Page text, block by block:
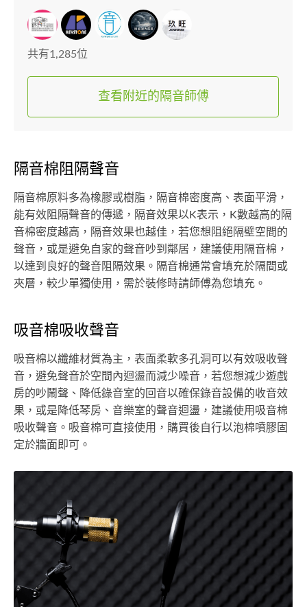
共有1,285位
查看附近的隔音師傅
隔音棉阻隔聲音
隔音棉原料多為橡膠或樹脂，隔音棉密度高、表面平滑，
能有效阻隔聲音的傳遞，隔音效果以K表示，K數越高的隔
音棉密度越高，隔音效果也越佳，若您想阻絕隔壁空間的
聲音，或是避免自家的聲音吵到鄰居，建議使用隔音棉，
以達到良好的聲音阻隔效果。隔音棉通常會填充於隔間或
夾層，較少單獨使用，需於裝修時請師傅為您填充。
吸音棉吸收聲音
吸音棉以纖維材質為主，表面柔軟多孔洞可以有效吸收聲
音，避免聲音於空間內迴盪而減少噪音，若您想減少遊戲
房的吵鬧聲、降低錄音室的回音以確保錄音設備的收音效
果，或是降低琴房、音樂室的聲音迴盪，建議使用吸音棉
吸收聲音。吸音棉可直接使用，購買後自行以泡棉噴膠固
定於牆面即可。